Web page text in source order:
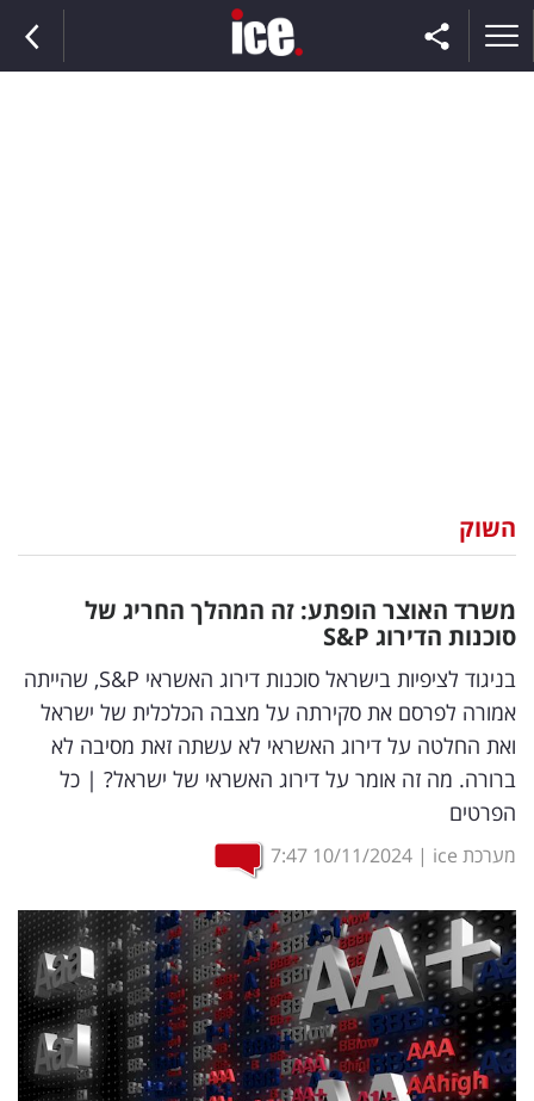
וצרכנות
דיגיטל
וטק
שיווק
ופרסום
משפט
ומחקרים
דעות
רכילות
עסקית
השוק
משרד האוצר הופתע: זה המהלך החריג של
סוכנות הדירוג S&P
בניגוד לציפיות בישראל סוכנות דירוג האשראי S&P, שהייתה
אמורה לפרסם את סקירתה על מצבה הכלכלית של ישראל
ואת החלטה על דירוג האשראי לא עשתה זאת מסיבה לא
ברורה. מה זה אומר על דירוג האשראי של ישראל? | כל
הפרטים
מערכת ice |
10/11/2024
7:47